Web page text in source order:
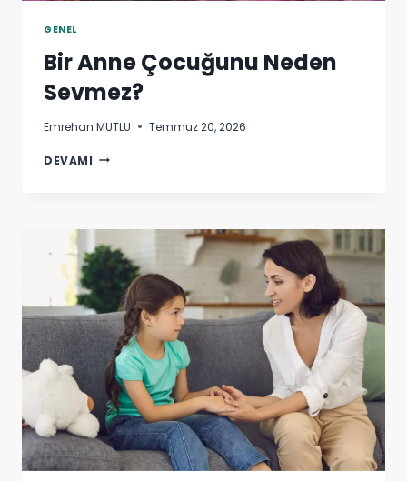
GENEL
Bir Anne Çocuğunu Neden
Sevmez?
Emrehan MUTLU Temmuz 20, 2026
DEVAMI BIR
SEVMEZ?